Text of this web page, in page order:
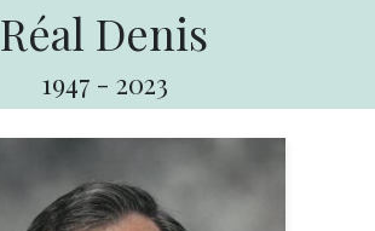
Réal Denis
1947 - 2023